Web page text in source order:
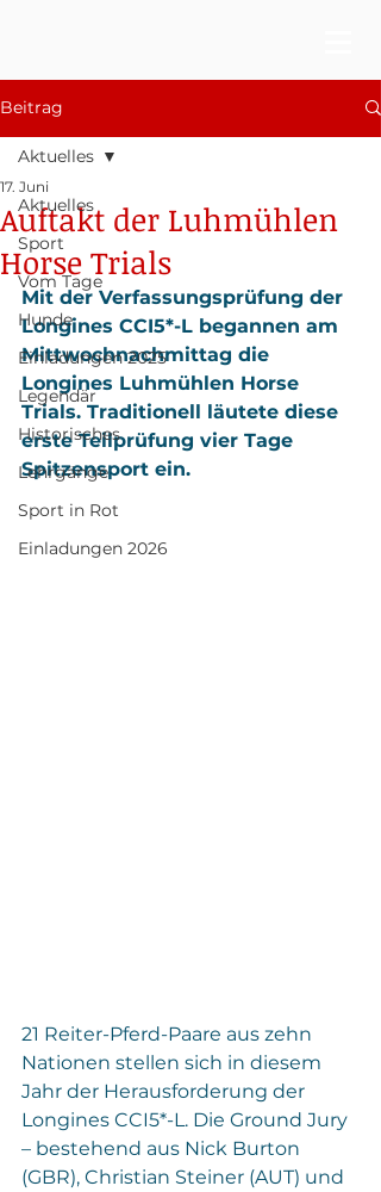
Beitrag
Aktuelles
Sport
Vom Tage
Hunde
Einladungen 2025
Legendär
Historisches
Lehrgänge
Sport in Rot
Einladungen 2026
Aktuelles
Auftakt der Luhmühlen
Horse Trials
17. Juni
Mit der Verfassungsprüfung der
Longines CCI5*-L begannen am
Mittwochnachmittag die
Longines Luhmühlen Horse
Trials. Traditionell läutete diese
erste Teilprüfung vier Tage
Spitzensport ein.
21 Reiter-Pferd-Paare aus zehn
Nationen stellen sich in diesem
Jahr der Herausforderung der
Longines CCI5*-L. Die Ground Jury
– bestehend aus Nick Burton
(GBR), Christian Steiner (AUT) und